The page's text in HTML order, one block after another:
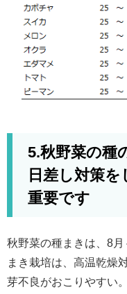
5.秋野菜の種
日差し対策
重要です
秋野菜の種まきは、8
まき栽培は、高温乾燥
芽不良がおこりやすい